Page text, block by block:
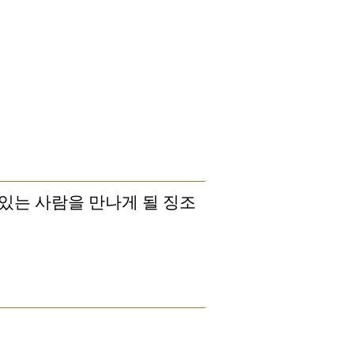
는 사람을 만나게 될 징조